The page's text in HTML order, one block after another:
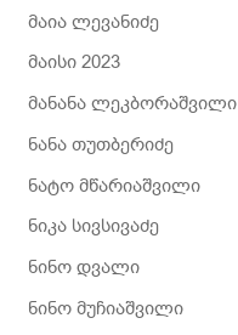
მაია ლევანიძე
მაისი 2023
მანანა ლეკბორაშვილი
ნანა თუთბერიძე
ნატო მწარიაშვილი
ნიკა სივსივაძე
ნინო დვალი
ნინო მუჩიაშვილი